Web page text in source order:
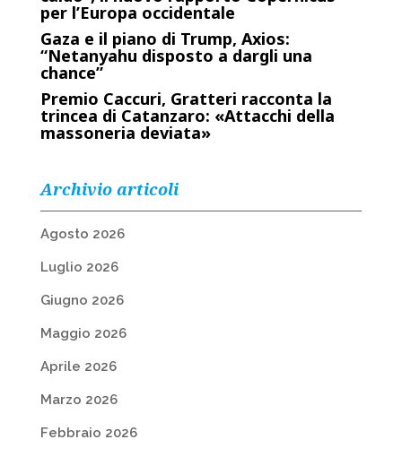
per l’Europa occidentale
Gaza e il piano di Trump, Axios:
“Netanyahu disposto a dargli una
chance”
Premio Caccuri, Gratteri racconta la
trincea di Catanzaro: «Attacchi della
massoneria deviata»
Archivio articoli
Agosto 2026
Luglio 2026
Giugno 2026
Maggio 2026
Aprile 2026
Marzo 2026
Febbraio 2026